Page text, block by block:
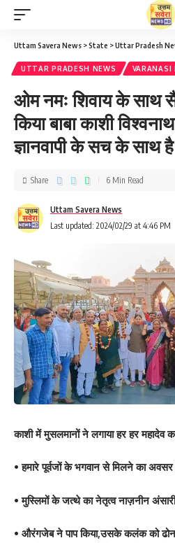
Uttam Savera News >State >Uttar Pradesh
UTTAR PRADESH NEWS VARANASI
ओम नमः शिवाय के साथ
किया बाबा काशी
ज्ञानवापी के सच के साथ
Last updated: 2024/02/29 at 4:46 PM
Uttam Savera News
Share 6 Min Read
काशी में मुसलमानों ने लगाया हर हर महादेव
• हमारे पूर्वजों के भगवान से मिलने का अवसर
• मुस्लिमों के जत्थे का नेतृत्व नाज़नीन
• औरंगजेब ने पाप किया,उसके कलंक को